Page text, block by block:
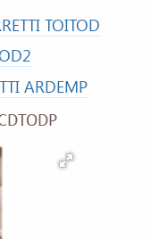
TOITOD
ARDEMP